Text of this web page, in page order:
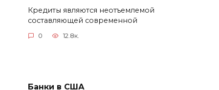
Кредиты являются неотъемлемой
составляющей современной
0 12.8к.
Банки в США